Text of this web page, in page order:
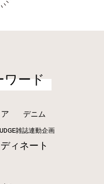
ワード
デニム
雑誌連動企画
ィネート